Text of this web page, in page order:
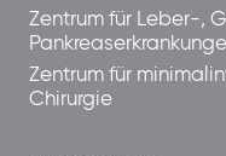
Zentrum für Leber-,
Zentrum für
Chirurgie